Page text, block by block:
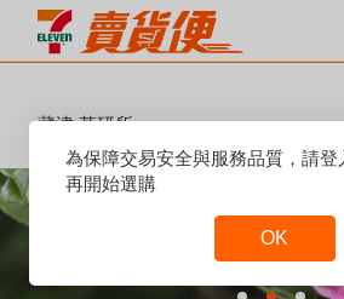
藏津 草研所
Reset
Focus
為保障交易安全與服務品質，請登
再開始選購
OK